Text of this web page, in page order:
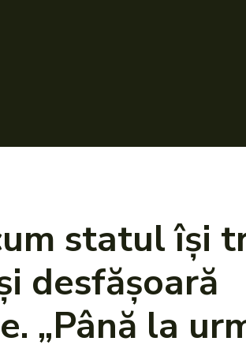
statul își
desfășoară
„Până la